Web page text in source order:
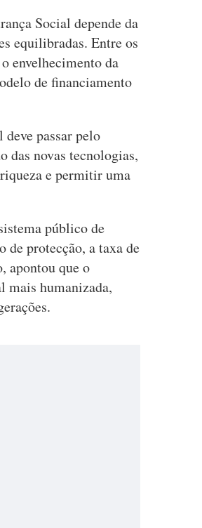
Social depende da
equilibradas. Entre os
envelhecimento da
de financiamento
passar pelo
das novas tecnologias,
e permitir uma
público de
de protecção, a taxa de
apontou que o
mais humanizada,